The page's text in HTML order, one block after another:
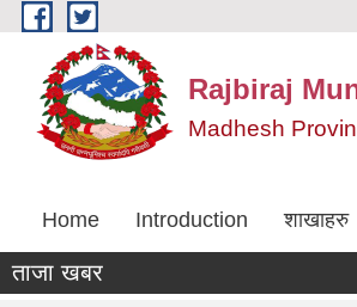
Skip to main content
Rajbiraj
Madhesh
Home Introduction शाखाहरु
ताजा खबर